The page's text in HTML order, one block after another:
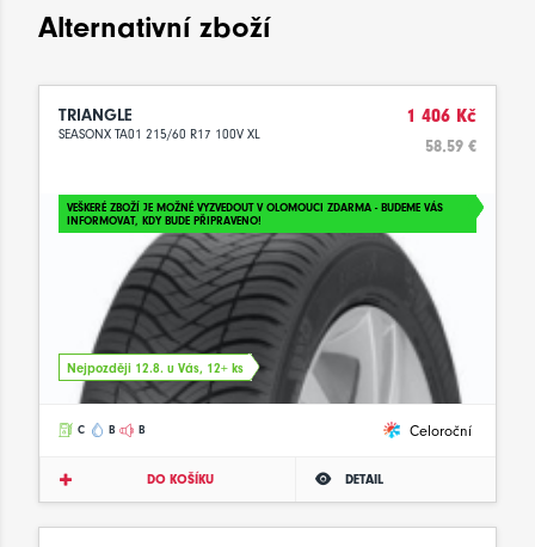
Alternativní zboží
TRIANGLE
SEASONX TA01 215/60 R17 100V XL
1 406 Kč
58.59 €
VEŠKERÉ ZBOŽÍ JE MOŽNÉ VYZVEDOUT V OLOMOUCI ZDARMA - BUDEME VÁS
INFORMOVAT, KDY BUDE PŘIPRAVENO!
Nejpozději 12.8. u Vás, 12+ ks
C B B Celoroční
DO KOŠÍKU DETAIL